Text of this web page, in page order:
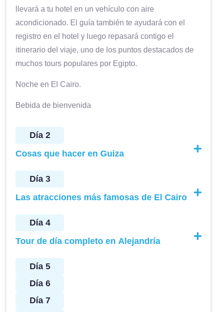
llevará a tu hotel en un vehículo con aire
acondicionado. El guía también te ayudará con el
registro en el hotel y luego repasará contigo el
itinerario del viaje, uno de los puntos destacados de
muchos tours populares por Egipto.
Noche en El Cairo.
Bebida de bienvenida
Día 2
Cosas que hacer en Guiza
Día 3
Las atracciones más famosas de El Cairo
Día 4
Tour de día completo en Alejandría
Día 5
Día 6
Día 7